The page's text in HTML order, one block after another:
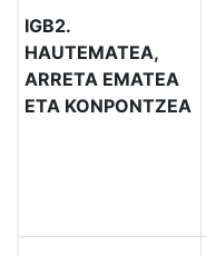
IGB2.
HAUTEMATEA,
ARRETA EMATEA
ETA KONPONTZEA